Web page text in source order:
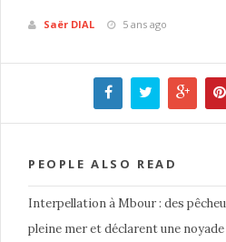
Saër DIAL 5 ans ago
PEOPLE ALSO READ
Interpellation à Mbour : des
pleine mer et déclarent une noyade